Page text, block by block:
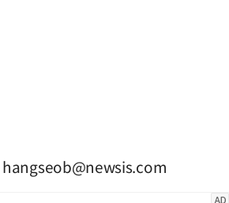
hangseob@newsis.com